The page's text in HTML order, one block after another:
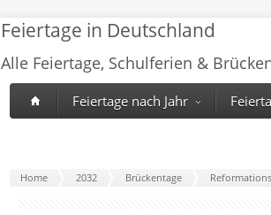
Feiertage in Deutschland
Alle Feiertage, Schulferien &
Feiertage nach Jahr
Home 2032 Brückentage